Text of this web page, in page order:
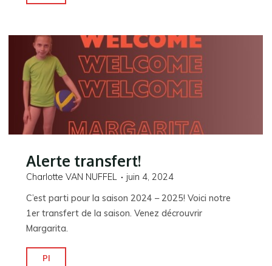
chez
Spirout!"
Alerte transfert!
Charlotte VAN NUFFEL
juin 4, 2024
C’est parti pour la saison 2024 – 2025! Voici notre
1er transfert de la saison. Venez décrouvrir
Margarita.
Pl